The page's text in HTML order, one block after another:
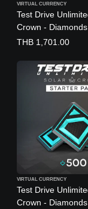
Test Drive
Crown - Diamonds
Pack
anese Ver.)
VIRTUAL CURRENCY
THB 1,701.00
Test Drive
Crown -
VIRTUAL CURRENCY